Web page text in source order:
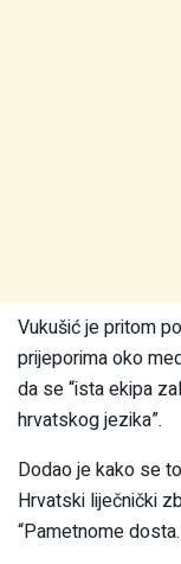
Vukušić je pritom
prijeporima oko
da se “ista ekipa
hrvatskog jezika”.
Dodao je kako se
Hrvatski liječnički
“Pametnome